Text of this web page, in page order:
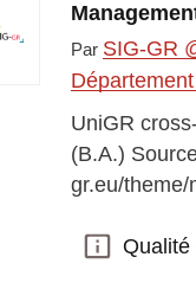
Par SIG-GR
UniGR
(B.A.)
gr.eu/
Qualité
Qualité